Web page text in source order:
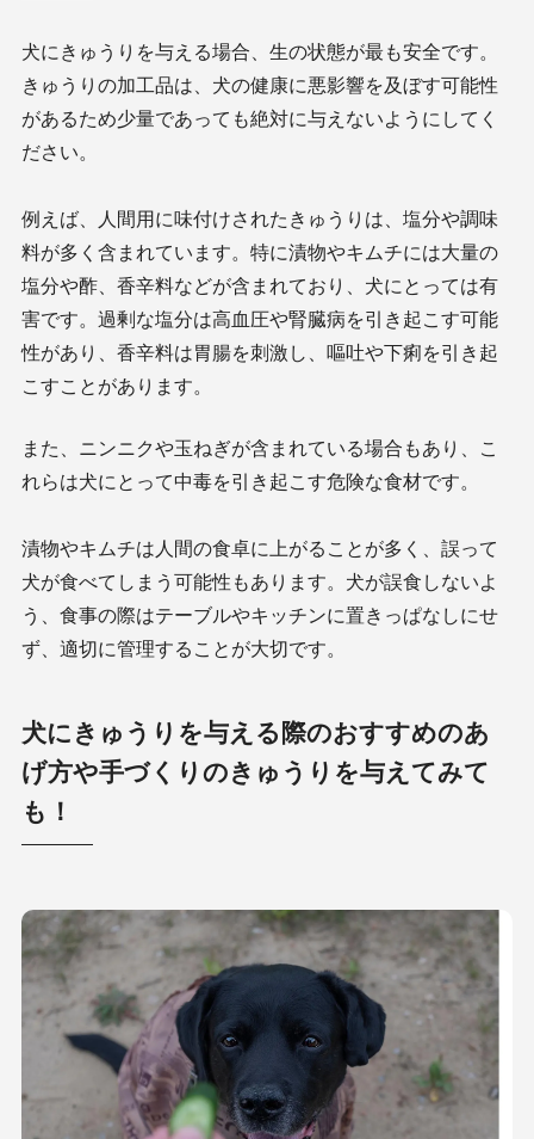
犬にきゅうりを与える場合、生の状態が最も安全です。
きゅうりの加工品は、犬の健康に悪影響を及ぼす可能性
があるため少量であっても絶対に与えないようにしてく
ださい。
例えば、人間用に味付けされたきゅうりは、塩分や調味
料が多く含まれています。特に漬物やキムチには大量の
塩分や酢、香辛料などが含まれており、犬にとっては有
害です。過剰な塩分は高血圧や腎臓病を引き起こす可能
性があり、香辛料は胃腸を刺激し、嘔吐や下痢を引き起
こすことがあります。
また、ニンニクや玉ねぎが含まれている場合もあり、こ
れらは犬にとって中毒を引き起こす危険な食材です。
漬物やキムチは人間の食卓に上がることが多く、誤って
犬が食べてしまう可能性もあります。犬が誤食しないよ
う、食事の際はテーブルやキッチンに置きっぱなしにせ
ず、適切に管理することが大切です。
犬にきゅうりを与える際のおすすめのあ
げ方や手づくりのきゅうりを与えてみて
も！